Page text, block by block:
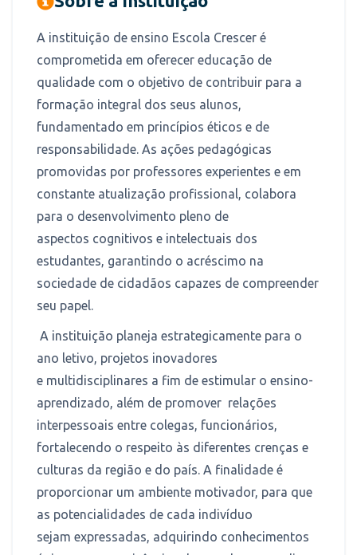
A instituição de ensino Escola Crescer é
comprometida em oferecer educação de
qualidade com o objetivo de contribuir para a
formação integral dos seus alunos,
fundamentado em princípios éticos e de
responsabilidade. As ações pedagógicas
promovidas por professores experientes e em
constante atualização profissional, colabora
para o desenvolvimento pleno de
aspectos cognitivos e intelectuais dos
estudantes, garantindo o acréscimo na
sociedade de cidadãos capazes de compreender
seu papel.
A instituição planeja estrategicamente para o
ano letivo, projetos inovadores
e multidisciplinares a fim de estimular o ensino-
aprendizado, além de promover relações
interpessoais entre colegas, funcionários,
fortalecendo o respeito às diferentes crenças e
culturas da região e do país. A finalidade é
proporcionar um ambiente motivador, para que
as potencialidades de cada indivíduo
sejam expressadas, adquirindo conhecimentos